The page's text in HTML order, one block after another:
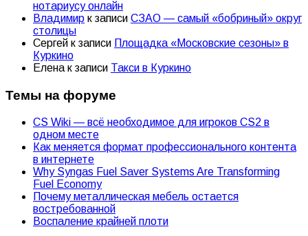
нотариусу онлайн
Владимир к записи СЗАО — самый «бобриный» округ
столицы
Сергей к записи Площадка «Московские сезоны» в
Куркино
Елена к записи Такси в Куркино
Темы на форуме
CS Wiki — всё необходимое для игроков CS2 в
одном месте
Как меняется формат профессионального контента
в интернете
Why Syngas Fuel Saver Systems Are Transforming
Fuel Economy
Почему металлическая мебель остается
востребованной
Воспаление крайней плоти